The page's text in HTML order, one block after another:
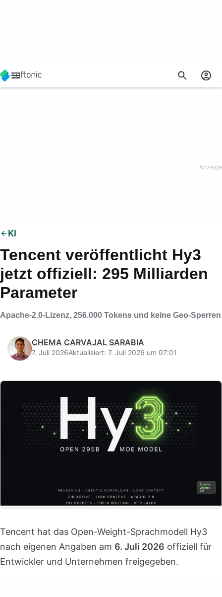
KI
Tencent veröffentlicht Hy3
jetzt offiziell: 295 Milliarden
Parameter
Apache-2.0-Lizenz, 256.000 Tokens und keine Geo-Sperren
CHEMA CARVAJAL SARABIA
7. Juli 2026Aktualisiert: 7. Juli 2026 um 07:01
Tencent hat das Open-Weight-Sprachmodell Hy3
nach eigenen Angaben am 6. Juli 2026 offiziell für
Entwickler und Unternehmen freigegeben.